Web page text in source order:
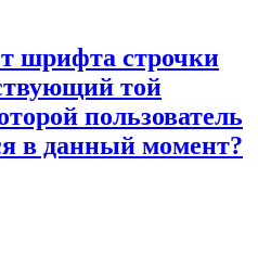
шрифта строчки
той
пользователь
в данный момент?